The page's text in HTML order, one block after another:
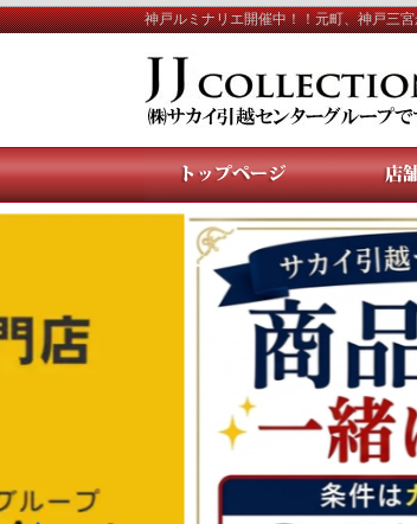
神戸ルミナリエ開催中！！元町、神戸三